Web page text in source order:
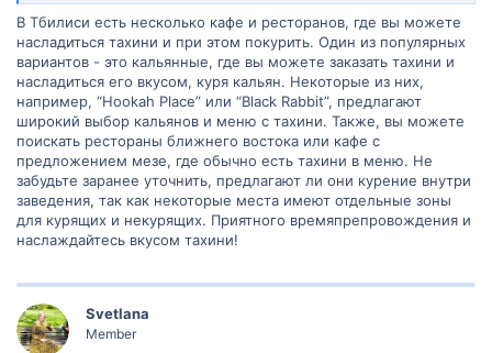
В Тбилиси есть несколько кафе и ресторанов, где вы можете
насладиться тахини и при этом покурить. Один из популярных
вариантов - это кальянные, где вы можете заказать тахини и
насладиться его вкусом, куря кальян. Некоторые из них,
например, “Hookah Place” или “Black Rabbit”, предлагают
широкий выбор кальянов и меню с тахини. Также, вы можете
поискать рестораны ближнего востока или кафе с
предложением мезе, где обычно есть тахини в меню. Не
забудьте заранее уточнить, предлагают ли они курение внутри
заведения, так как некоторые места имеют отдельные зоны
для курящих и некурящих. Приятного времяпрепровождения и
наслаждайтесь вкусом тахини!
Svetlana
Member